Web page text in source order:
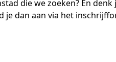
die we zoeken? En
dan aan via het